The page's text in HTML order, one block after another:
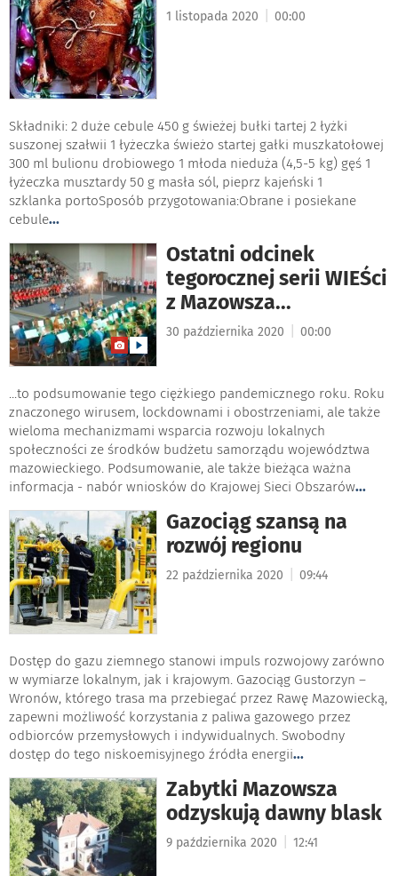
1 listopada 2020 00:00
Składniki: 2 duże cebule 450 g świeżej bułki tartej 2 łyżki
suszonej szałwii 1 łyżeczka świeżo startej gałki muszkatołowej
300 ml bulionu drobiowego 1 młoda nieduża (4,5-5 kg) gęś 1
łyżeczka musztardy 50 g masła sól, pieprz kajeński 1
szklanka portoSposób przygotowania:Obrane i posiekane
cebule...
Ostatni odcinek
tegorocznej serii WIEŚci
z Mazowsza...
30 października 2020 00:00
...to podsumowanie tego ciężkiego pandemicznego roku. Roku
znaczonego wirusem, lockdownami i obostrzeniami, ale także
wieloma mechanizmami wsparcia rozwoju lokalnych
społeczności ze środków budżetu samorządu województwa
mazowieckiego. Podsumowanie, ale także bieżąca ważna
informacja - nabór wniosków do Krajowej Sieci Obszarów...
Gazociąg szansą na
rozwój regionu
22 października 2020 09:44
Dostęp do gazu ziemnego stanowi impuls rozwojowy zarówno
w wymiarze lokalnym, jak i krajowym. Gazociąg Gustorzyn –
Wronów, którego trasa ma przebiegać przez Rawę Mazowiecką,
zapewni możliwość korzystania z paliwa gazowego przez
odbiorców przemysłowych i indywidualnych. Swobodny
dostęp do tego niskoemisyjnego źródła energii...
Zabytki Mazowsza
odzyskują dawny blask
9 października 2020 12:41